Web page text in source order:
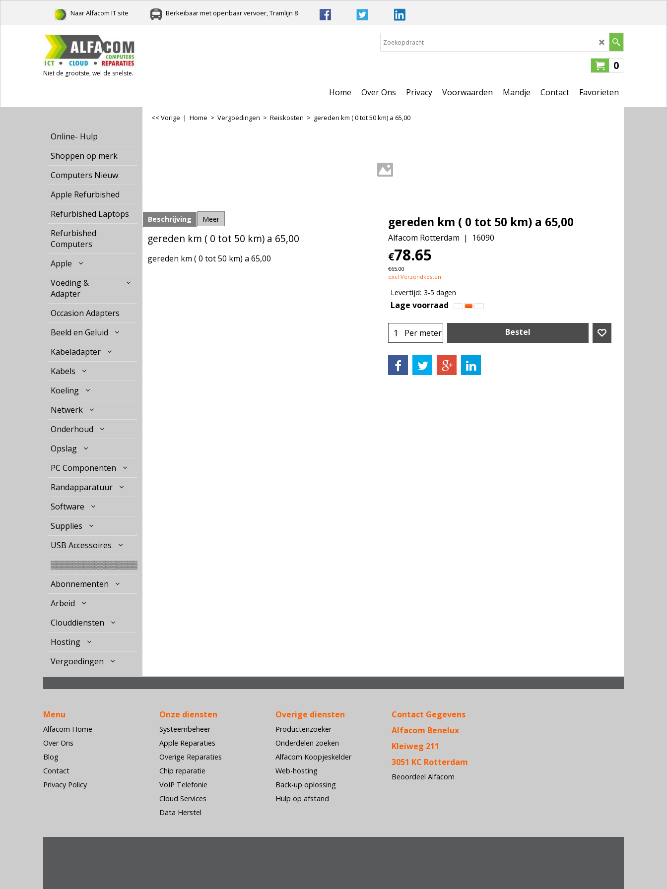
Naar Alfacom IT site Berkeibaar met openbaar vervoer, Tramlijn 8
Niet de grootste, wel de snelste.
0
Home Over Ons Privacy Voorwaarden Mandje Contact Favorieten
Online- Hulp
Shoppen op merk
Computers Nieuw
Apple Refurbished
Refurbished Laptops
Refurbished
Computers
Apple
Voeding &
Adapter
Occasion Adapters
Beeld en Geluid
Kabeladapter
Kabels
Koeling
Netwerk
Onderhoud
Opslag
PC Componenten
Randapparatuur
Software
Supplies
USB Accessoires
▒▒▒▒▒▒▒▒▒▒▒▒▒▒▒▒
Abonnementen
Arbeid
Clouddiensten
Hosting
Vergoedingen
<< Vorige | Home > Vergoedingen > Reiskosten > gereden km ( 0 tot 50 km) a 65,00
gereden km ( 0 tot 50 km) a 65,00
Alfacom Rotterdam 16090
€78.65
€65.00
excl Verzendkosten
Levertijd: 3-5 dagen
Lage voorraad
Per meter Bestel
Beschrijving Meer
gereden km ( 0 tot 50 km) a 65,00
gereden km ( 0 tot 50 km) a 65,00
Menu
Alfacom Home
Over Ons
Blog
Contact
Privacy Policy
Onze diensten
Systeembeheer
Apple Reparaties
Overige Reparaties
Chip reparatie
VoIP Telefonie
Cloud Services
Data Herstel
Overige diensten
Productenzoeker
Onderdelen zoeken
Alfacom Koopjeskelder
Web-hosting
Back-up oplossing
Hulp op afstand
Contact Gegevens
Alfacom Benelux
Kleiweg 211
3051 KC Rotterdam
Beoordeel Alfacom